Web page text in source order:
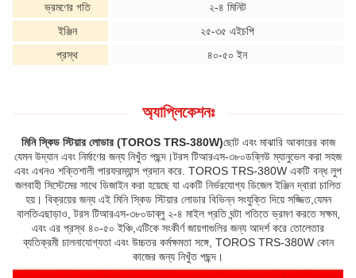
ভ্রমণের গতি
২-৪ মিনিট
ইঞ্জিন
২৫-৩৫ এইচপি
প্রস্থ
৪০-৫০ ইন
অ্যাপ্লিকেশনঃ
মিনি স্কিড স্টিয়ার লোডার (TOROS TRS-380W)ছোট এবং মাঝারি আকারের কাজ
যেমন উদ্যান এবং নির্মাণের জন্য নিখুঁত পছন্দ।টরস টিআরএস-৩৮০ডব্লিউ ম্যানুভেল করা সহজ
এবং এখনও শক্তিশালী পারফরম্যান্স প্রদান করে. TOROS TRS-380W একটি বন্ধ লুপ
জলবাহী সিস্টেমের সাথে ডিজাইন করা হয়েছে যা একটি নির্ভরযোগ্য ডিজেল ইঞ্জিন দ্বারা চালিত
হয়। বিক্রয়ের জন্য এই মিনি স্কিড স্টিয়ার লোডার বিভিন্ন সংযুক্তি দিয়ে সজ্জিত,যেমন
বালতিএছাড়াও, টরস টিআরএস-৩৮০ডাব্লু ২-৪ মাইল প্রতি ঘন্টা গতিতে ভ্রমণ করতে সক্ষম,
এবং এর প্রস্থ ৪০-৫০ ইঞ্চি,এটিকে সংকীর্ণ জায়গাগুলির জন্য আদর্শ করে তোলেতার
ব্যতিক্রমী চালনাযোগ্যতা এবং উচ্চতর কর্মক্ষমতা সঙ্গে, TOROS TRS-380W কোন
কাজের জন্য নিখুঁত পছন্দ।